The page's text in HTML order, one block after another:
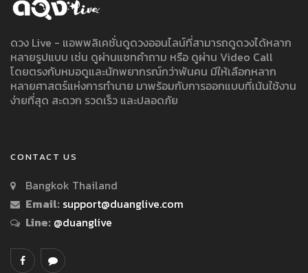
ดวง Live - แอพพลิเคชั่นดูดวงออนไลน์ที่สามารถดูดวงได้หลาก
หลายรูปแบบ เช่น ดูผ่านแชทคำถาม หรือ ดูผ่าน Video Call
โดยตรงกับหมอดูและนักพยากรณ์กว่าพันคน มีให้เลือกหลาก
หลายศาสตร์แห่งการทำนาย มาพร้อมกับการออกแบบที่เน้นใช้งาน
ง่ายที่สุด สะดวก รวดเร็ว และปลอดภัย
CONTACT US
Bangkok Thailand
Email: support@duanglive.com
Line: @duanglive